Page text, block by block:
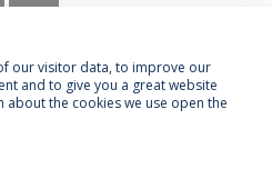
Termos & Condições
our visitor data, to improve our
and to give you a great website
the cookies we use open the